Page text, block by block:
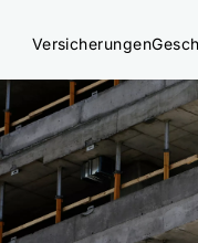
Versicherungen